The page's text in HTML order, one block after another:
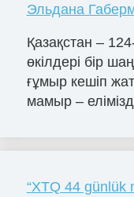
Эльдана
Қазақстан –
өкілдері бір
ғұмыр кешіп
мамыр –
“XTQ 44 günlük